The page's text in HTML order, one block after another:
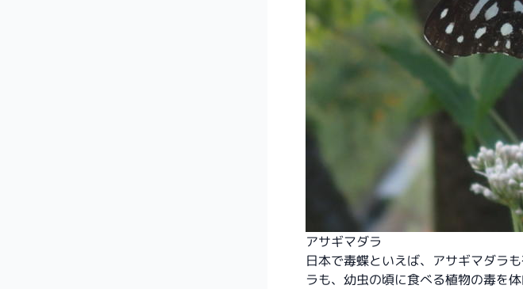
アサギマダラ
日本で毒蝶といえば、 アサギマダラ
ラも、幼虫の頃に食べる植物の毒を